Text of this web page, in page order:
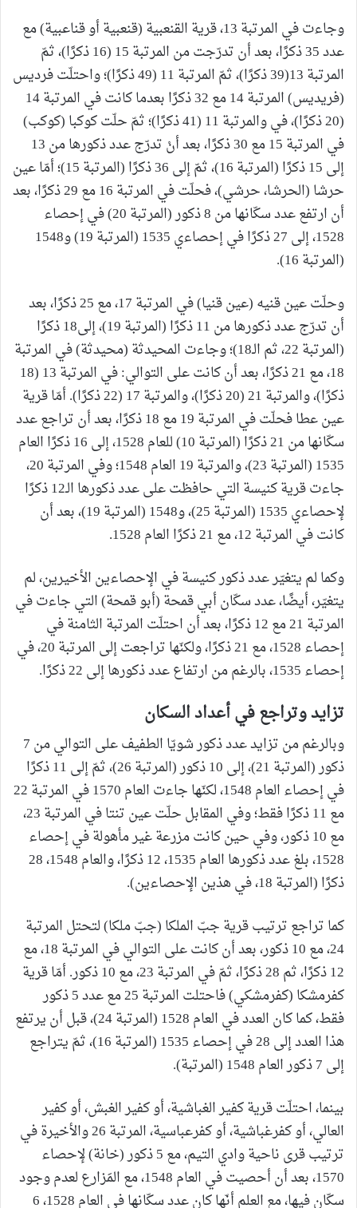
وجاءت في المرتبة 13، قرية القنعبية (قنعبية أو قناعبية) مع
عدد 35 ذكرًا، بعد أن تدرّجت من المرتبة 15 (16 ذكرًا)، ثمّ
المرتبة 13(39 ذكرًا)، ثمّ المرتبة 11 (49 ذكرًا)؛ واحتلّت فرديس
(فريديس) المرتبة 14 مع 32 ذكرًا بعدما كانت في المرتبة 14
(20 ذكرًا)، في والمرتبة 11 (41 ذكرًا)؛ ثمّ حلّت كوكبا (كوكب)
في المرتبة 15 مع 30 ذكرًا، بعد أنْ تدرّج عدد ذكورها من 13
إلى 15 ذكرًا (المرتبة 16)، ثمّ إلى 36 ذكرًا (المرتبة 15)؛ أمّا عين
حرشا (الحرشا، حرشي)، فحلّت في المرتبة 16 مع 29 ذكرًا، بعد
أن ارتفع عدد سكّانها من 8 ذكور (المرتبة 20) في إحصاء
1528، إلى 27 ذكرًا في إحصاءي 1535 (المرتبة 19) و1548
(المرتبة 16).
وحلّت عين قنيه (عين قنيا) في المرتبة 17، مع 25 ذكرًا، بعد
أن تدرّج عدد ذكورها من 11 ذكرًا (المرتبة 19)، إلى18 ذكرًا
(المرتبة 22، ثم الـ18)؛ وجاءت المحيدثة (محيدثة) في المرتبة
18، مع 21 ذكرًا، بعد أن كانت على التوالي: في المرتبة 13 (18
ذكرًا)، والمرتبة 21 (20 ذكرًا)، والمرتبة 17 (22 ذكرًا). أمّا قرية
عين عطا فحلّت في المرتبة 19 مع 18 ذكرًا، بعد أن تراجع عدد
سكّانها من 21 ذكرًا (المرتبة 10) للعام 1528، إلى 16 ذكرًا العام
1535 (المرتبة 23)، والمرتبة 19 العام 1548؛ وفي المرتبة 20،
جاءت قرية كنيسة التي حافظت على عدد ذكورها الـ12 ذكرًا
لإحصاءي 1535 (المرتبة 25)، و1548 (المرتبة 19)، بعد أن
كانت في المرتبة 12، مع 21 ذكرًا العام 1528.
وكما لم يتغيّر عدد ذكور كنيسة في الإحصاءين الأخيرين، لم
يتغيّر، أيضًا، عدد سكّان أبي قمحة (أبو قمحة) التي جاءت في
المرتبة 21 مع 12 ذكرًا، بعد أن احتلّت المرتبة الثامنة في
إحصاء 1528، مع 21 ذكرًا، ولكنّها تراجعت إلى المرتبة 20، في
إحصاء 1535، بالرغم من ارتفاع عدد ذكورها إلى 22 ذكرًا.
تزايد وتراجع في أعداد السكان
وبالرغم من تزايد عدد ذكور شويّا الطفيف على التوالي من 7
ذكور (المرتبة 21)، إلى 10 ذكور (المرتبة 26)، ثمّ إلى 11 ذكرًا
في إحصاء العام 1548، لكنّها جاءت العام 1570 في المرتبة 22
مع 11 ذكرًا فقط؛ وفي المقابل حلّت عين تنتا في المرتبة 23،
مع 10 ذكور، وفي حين كانت مزرعة غير مأهولة في إحصاء
1528، بلغ عدد ذكورها العام 1535، 12 ذكرًا، والعام 1548، 28
ذكرًا (المرتبة 18، في هذين الإحصاءين).
كما تراجع ترتيب قرية جبّ الملكا (جبّ ملكا) لتحتل المرتبة
24، مع 10 ذكور، بعد أن كانت على التوالي في المرتبة 18، مع
12 ذكرًا، ثم 28 ذكرًا، ثمّ في المرتبة 23، مع 10 ذكور. أمّا قرية
كفرمشكا (كفرمشكي) فاحتلت المرتبة 25 مع عدد 5 ذكور
فقط، كما كان العدد في العام 1528 (المرتبة 24)، قبل أن يرتفع
هذا العدد إلى 28 في إحصاء 1535 (المرتبة 16)، ثمّ يتراجع
إلى 7 ذكور العام 1548 (المرتبة).
بينما، احتلّت قرية كفير الغباشية، أو كفير الغبش، أو كفير
العالي، أو كفرغباشية، أو كفرعباسية، المرتبة 26 والأخيرة في
ترتيب قرى ناحية وادي التيم، مع 5 ذكور (خانة) لإحصاء
1570، بعد أن أحصيت في العام 1548، مع المَزارع لعدم وجود
سكّان فيها، مع العلم أنّها كان عدد سكّانها في العام 1528، 6